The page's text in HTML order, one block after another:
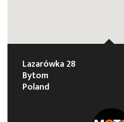
Lazarówka 28
Bytom
Poland